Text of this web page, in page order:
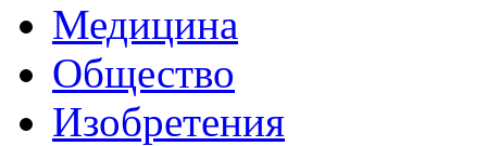
Медицина
Общество
Изобретения